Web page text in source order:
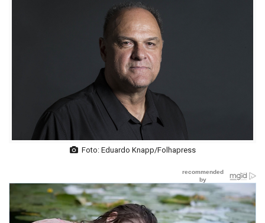
Foto: Eduardo Knapp/Folhapress